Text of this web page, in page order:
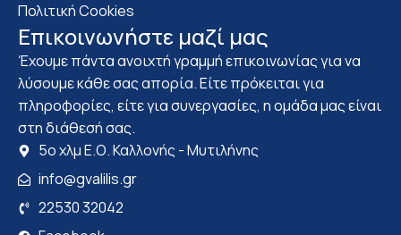
Πολιτική Cookies
Επικοινωνήστε μαζί μας
Έχουμε πάντα ανοιχτή γραμμή επικοινωνίας για να
λύσουμε κάθε σας απορία. Είτε πρόκειται για
πληροφορίες, είτε για συνεργασίες, η ομάδα μας είναι
στη διάθεσή σας.
5ο χλμ Ε.Ο. Καλλονής - Μυτιλήνης
info@gvalilis.gr
22530 32042